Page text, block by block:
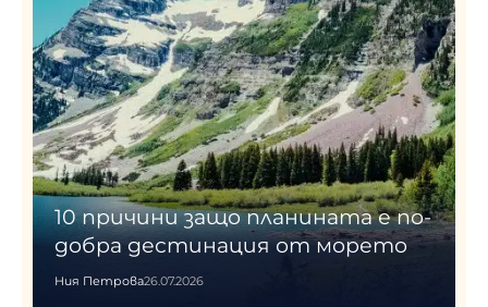
10 причини защо планината е по-
добра дестинация от морето
Ния Петрова26.07.2026